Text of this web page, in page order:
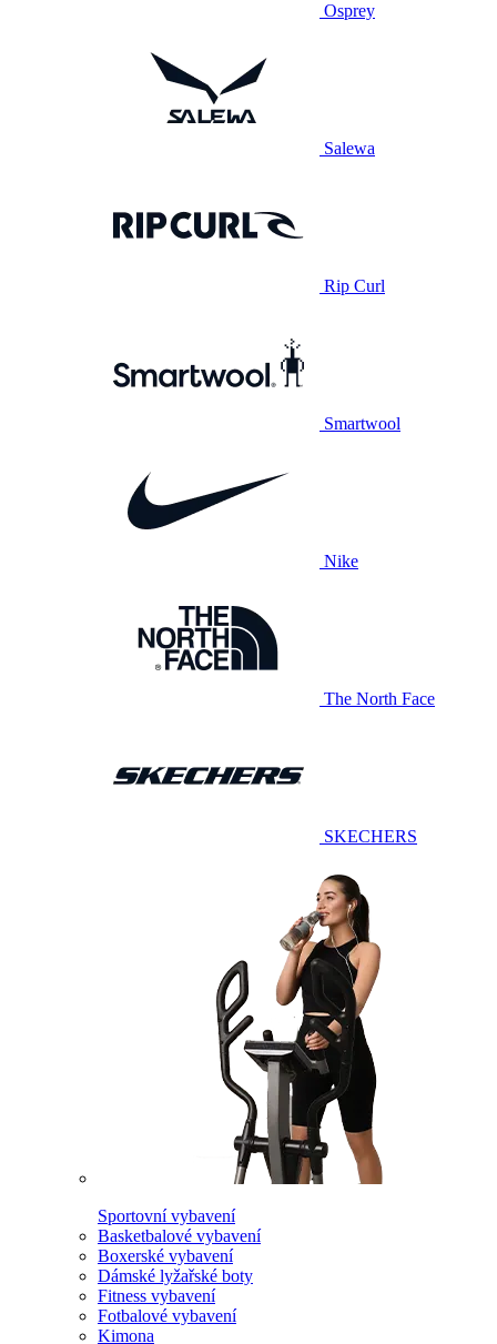
Osprey
Salewa
Rip Curl
Smartwool
Nike
The North Face
SKECHERS
Sportovní vybavení
Basketbalové vybavení
Boxerské vybavení
Dámské lyžařské boty
Fitness vybavení
Fotbalové vybavení
Kimona